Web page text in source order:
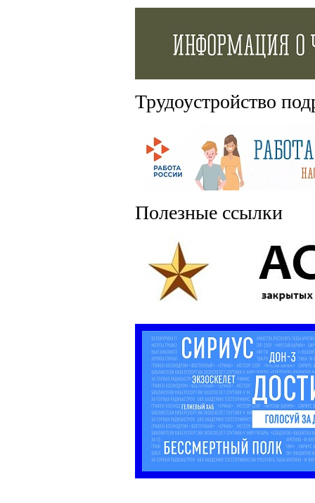
Трудоустройство
Полезные ссылки